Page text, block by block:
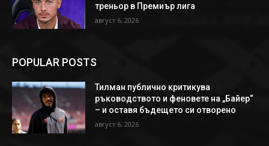
треньор в Премиър лига
август 6, 2026
POPULAR POSTS
Тилман публично критикува
ръководството и феновете на „Байер“
– и оставя бъдещето си отворено
август 6, 2026